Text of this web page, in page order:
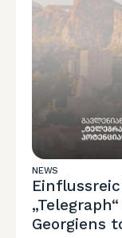
NEWS
Georgiens